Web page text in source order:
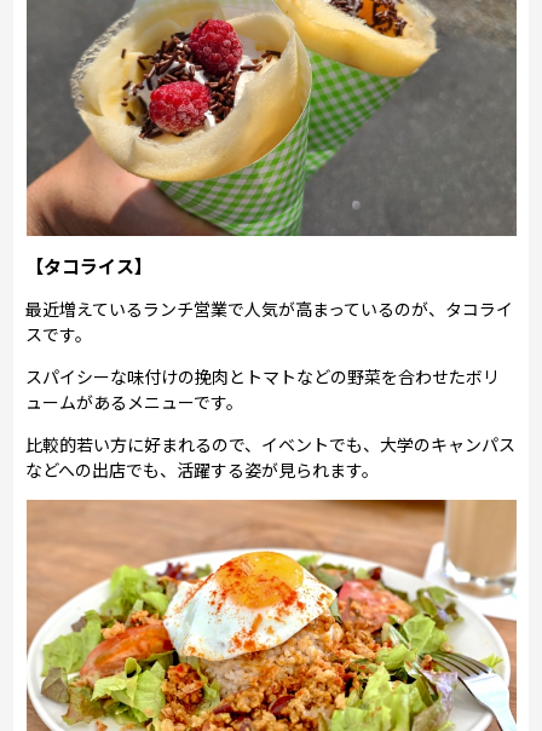
【タコライス】
最近増えているランチ営業で人気が高まっているのが、タコライ
スです。
スパイシーな味付けの挽肉とトマトなどの野菜を合わせたボリ
ュームがあるメニューです。
比較的若い方に好まれるので、イベントでも、大学のキャンパス
などへの出店でも、活躍する姿が見られます。